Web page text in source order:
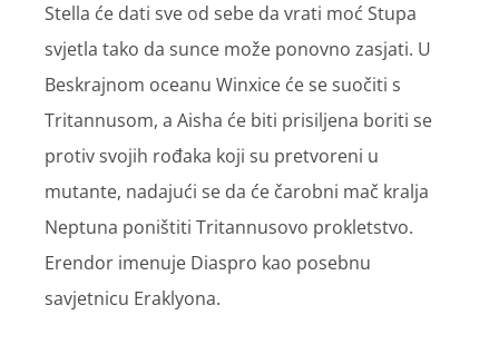
Stella će dati sve od sebe da vrati moć Stupa
svjetla tako da sunce može ponovno zasjati. U
Beskrajnom oceanu Winxice će se suočiti s
Tritannusom, a Aisha će biti prisiljena boriti se
protiv svojih rođaka koji su pretvoreni u
mutante, nadajući se da će čarobni mač kralja
Neptuna poništiti Tritannusovo prokletstvo.
Erendor imenuje Diaspro kao posebnu
savjetnicu Eraklyona.